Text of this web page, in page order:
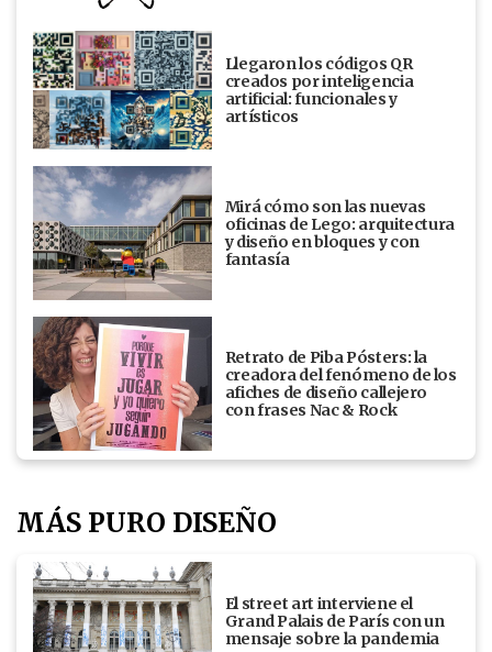
Llegaron los códigos QR
creados por inteligencia
artificial: funcionales y
artísticos
Mirá cómo son las nuevas
oficinas de Lego: arquitectura
y diseño en bloques y con
fantasía
Retrato de Piba Pósters: la
creadora del fenómeno de los
afiches de diseño callejero
con frases Nac & Rock
MÁS PURO DISEÑO
El street art interviene el
Grand Palais de París con un
mensaje sobre la pandemia